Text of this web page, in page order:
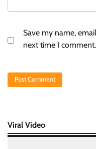
Save my name,
next time I comment.
Viral Video